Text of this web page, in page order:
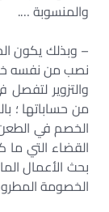
والمنسوبة ….
– وبذلك يكون
نصب من نفسه
والتزوير
من حساباتها
الخصم في
القضاء التي
بحث الأعمال
الخصومة